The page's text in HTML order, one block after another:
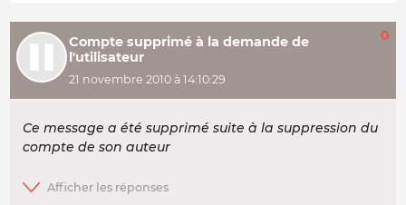
Compte supprimé à la demande de
l'utilisateur
21 novembre 2010 à 14:10:29
0
Ce message a été supprimé suite à la suppression du
compte de son auteur